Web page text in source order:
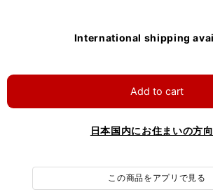
International shipping
Add to cart
日本国内にお住まいの方
この商品をアプリで見る